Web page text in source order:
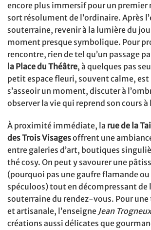
encore plus immersif pour un premier
sort résolument de l’ordinaire. Après
souterraine, revenir à la lumière du
moment presque symbolique. Pour
rencontre, rien de tel qu’un passage
la Place du Théâtre, à quelques pas
petit espace fleuri, souvent calme,
s’asseoir un moment, discuter à
observer la vie qui reprend son cours à
À proximité immédiate, la rue de la
des Trois Visagesoffrent une
entre galeries d’art, boutiques
thé cosy. On peut y savourer une
(pourquoi pas une gaufre flamande ou
spéculoos) tout en décompressant de
souterraine du rendez-vous. Pour une
et artisanale, l’enseigne Jean Trogneux
créations aussi délicates que